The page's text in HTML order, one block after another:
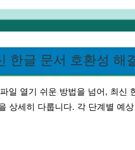
한글 문서 호환성 해
일 열기 쉬운 방법을 넘어, 최신
상세히 다룹니다. 각 단계별 예